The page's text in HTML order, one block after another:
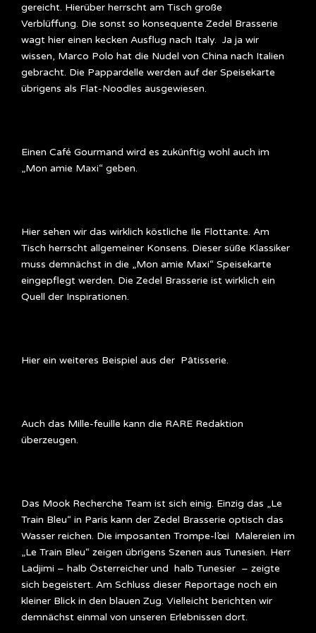
gereicht. Hierüber herrscht am Tisch große
Verblüffung. Die sonst so konsequente Zedel Brasserie
wagt hier einen kecken Ausflug nach Italy. Ja ja wir
wissen, Marco Polo hat die Nudel von China nach Italien
gebracht. Die Pappardelle werden auf der Speisekarte
übrigens als Flat-Noodles ausgewiesen.
Einen Café Gourmand wird es zukünftig wohl auch im
„Mon amie Maxi“ geben.
Hier sehen wir das wirklich köstliche Ile Flottante. Am
Tisch herrscht allgemeiner Konsens. Dieser süße Klassiker
muss demnächst in die „Mon amie Maxi“ Speisekarte
eingepflegt werden. Die Zedel Brasserie ist wirklich ein
Quell der Inspirationen.
Hier ein weiteres Beispiel aus der Pâtisserie.
Auch das Mille-feuille kann die RARE Redaktion
überzeugen.
Das Mook Recherche Team ist sich einig. Einzig das „Le
Train Bleu“ in Paris kann der Zedel Brasserie optisch das
Wasser reichen. Die imposanten Trompe-l’œi Malereien im
„Le Train Bleu“ zeigen übrigens Szenen aus Tunesien. Herr
Ladjimi – halb Österreicher und halb Tunesier – zeigte
sich begeistert. Am Schluss dieser Reportage noch ein
kleiner Blick in den blauen Zug. Vielleicht berichten wir
demnächst einmal von unseren Erlebnissen dort.